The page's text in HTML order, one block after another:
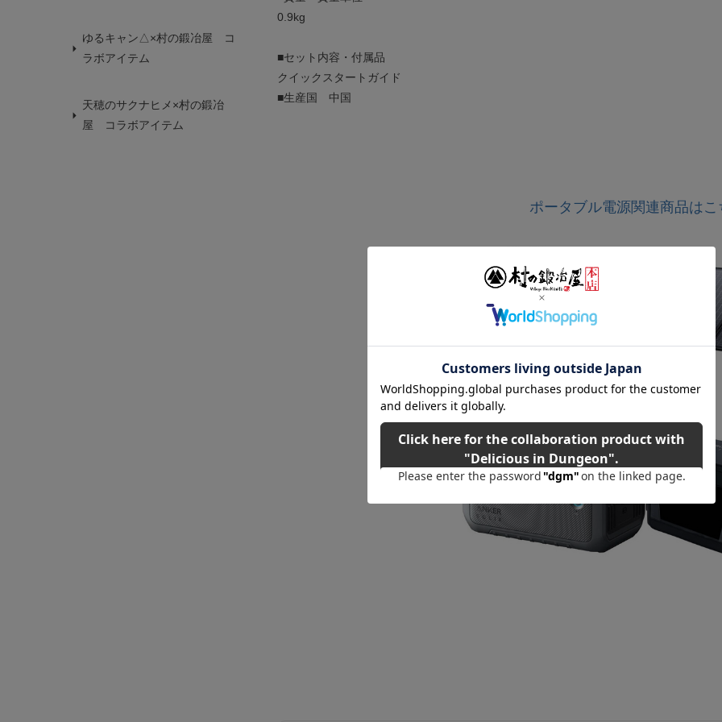
ゆるキャン△×村の鍛冶屋 コ
ラボアイテム
天穂のサクナヒメ×村の鍛冶
屋 コラボアイテム
0.9kg
■セット内容・付属品
クイックスタートガイド
■生産国 中国
ポータブル電源関連商品はこ